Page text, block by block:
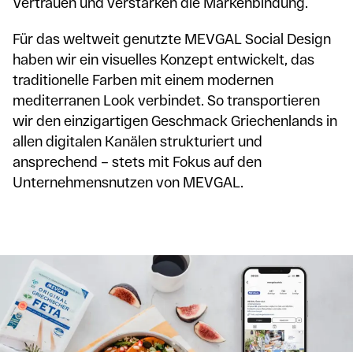
Für das weltweit genutzte MEVGAL Social Design
haben wir ein visuelles Konzept entwickelt, das
traditionelle Farben mit einem modernen
mediterranen Look verbindet. So transportieren
wir den einzigartigen Geschmack Griechenlands in
allen digitalen Kanälen strukturiert und
ansprechend – stets mit Fokus auf den
Unternehmensnutzen von MEVGAL.